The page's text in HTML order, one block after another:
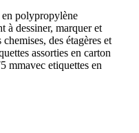
en polypropylène
à dessiner, marquer et
des étagères et
assorties en carton
mmavec etiquettes en